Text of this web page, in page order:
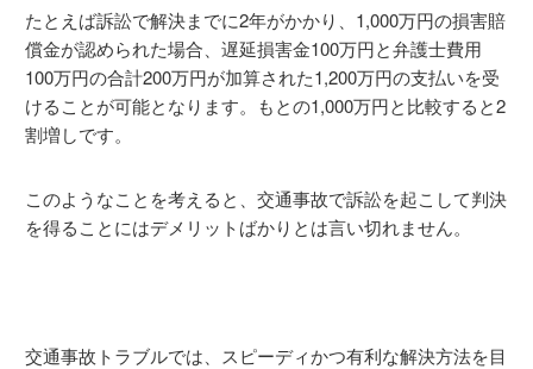
たとえば訴訟で解決までに2年がかかり、1,000万円の損害賠
償金が認められた場合、遅延損害金100万円と弁護士費用
100万円の合計200万円が加算された1,200万円の支払いを受
けることが可能となります。もとの1,000万円と比較すると2
割増しです。
このようなことを考えると、交通事故で訴訟を起こして判決
を得ることにはデメリットばかりとは言い切れません。
交通事故トラブルでは、スピーディかつ有利な解決方法を目